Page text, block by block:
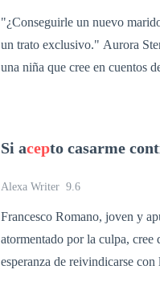
"¿Conseguirle un nuevo marido
un trato exclusivo." Aurora Sterling le entregó su corazón a Angelo Russo con la fe ciega de
una niña que cree en cuentos
extranjero, borrándola de su vida. Ocho años después, Aurora regresa, pero ya no
de la joven vulnerable y
decide conseguirle un marido
influyentes y atractivos de Londres. Y entonces… él la ve. Riendo entre
Brillando donde antes apenas respiraba. Siendo adorada por
Si acepto casarme
Alexa Writer 9.6
Francesco Romano, joven y
atormentado por la culpa, cree
esperanza de reivindicarse con la vida. Vittoria Giuliani, una hermosa mujer